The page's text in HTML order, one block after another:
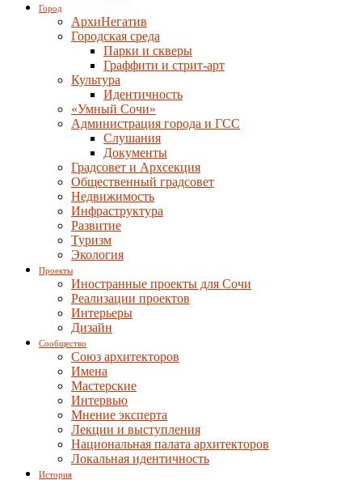
Город
АрхиНегатив
Городская среда
Парки и скверы
Граффити и стрит-арт
Культура
Идентичность
«Умный Сочи»
Администрация города и ГСС
Слушания
Документы
Градсовет и Архсекция
Общественный градсовет
Недвижимость
Инфраструктура
Развитие
Туризм
Экология
Проекты
Иностранные проекты для Сочи
Реализации проектов
Интерьеры
Дизайн
Сообщество
Союз архитекторов
Имена
Мастерские
Интервью
Мнение эксперта
Лекции и выступления
Национальная палата архитекторов
Локальная идентичность
История